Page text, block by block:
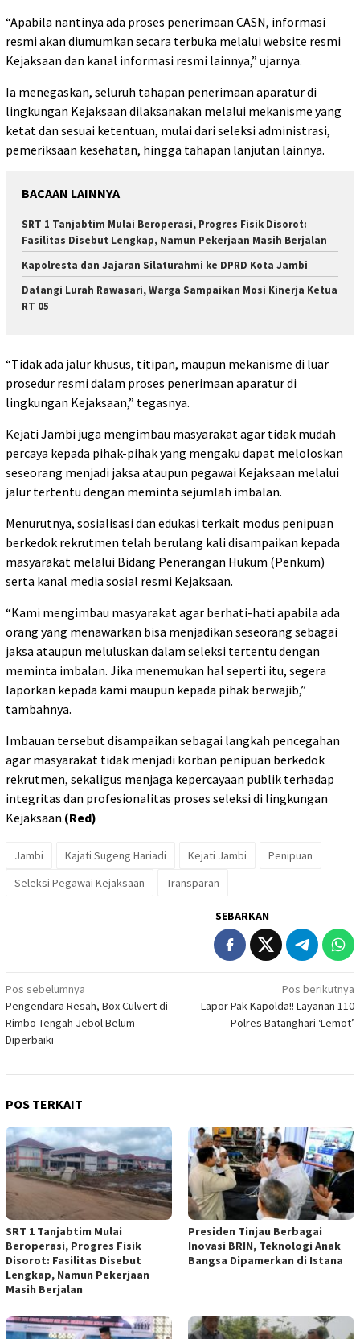
“Apabila nantinya ada proses penerimaan CASN, informasi
resmi akan diumumkan secara terbuka melalui website resmi
Kejaksaan dan kanal informasi resmi lainnya,” ujarnya.
Ia menegaskan, seluruh tahapan penerimaan aparatur di
lingkungan Kejaksaan dilaksanakan melalui mekanisme yang
ketat dan sesuai ketentuan, mulai dari seleksi administrasi,
pemeriksaan kesehatan, hingga tahapan lanjutan lainnya.
BACAAN LAINNYA
SRT 1 Tanjabtim Mulai Beroperasi, Progres Fisik Disorot:
Fasilitas Disebut Lengkap, Namun Pekerjaan Masih Berjalan
Kapolresta dan Jajaran Silaturahmi ke DPRD Kota Jambi
Datangi Lurah Rawasari, Warga Sampaikan Mosi Kinerja Ketua
RT 05
“Tidak ada jalur khusus, titipan, maupun mekanisme di luar
prosedur resmi dalam proses penerimaan aparatur di
lingkungan Kejaksaan,” tegasnya.
Kejati Jambi juga mengimbau masyarakat agar tidak mudah
percaya kepada pihak-pihak yang mengaku dapat meloloskan
seseorang menjadi jaksa ataupun pegawai Kejaksaan melalui
jalur tertentu dengan meminta sejumlah imbalan.
Menurutnya, sosialisasi dan edukasi terkait modus penipuan
berkedok rekrutmen telah berulang kali disampaikan kepada
masyarakat melalui Bidang Penerangan Hukum (Penkum)
serta kanal media sosial resmi Kejaksaan.
“Kami mengimbau masyarakat agar berhati-hati apabila ada
orang yang menawarkan bisa menjadikan seseorang sebagai
jaksa ataupun meluluskan dalam seleksi tertentu dengan
meminta imbalan. Jika menemukan hal seperti itu, segera
laporkan kepada kami maupun kepada pihak berwajib,”
tambahnya.
Imbauan tersebut disampaikan sebagai langkah pencegahan
agar masyarakat tidak menjadi korban penipuan berkedok
rekrutmen, sekaligus menjaga kepercayaan publik terhadap
integritas dan profesionalitas proses seleksi di lingkungan
Kejaksaan.(Red)
Jambi Kajati Sugeng Hariadi Kejati Jambi
Penipuan
Seleksi Pegawai Kejaksaan
Transparan
SEBARKAN
Navigasi
pos
Pos sebelumnya
Pengendara Resah, Box Culvert di
Rimbo Tengah Jebol Belum
Diperbaiki
Pos berikutnya
Lapor Pak Kapolda!! Layanan 110
Polres Batanghari ‘Lemot’
POS TERKAIT
SRT 1 Tanjabtim Mulai
Beroperasi, Progres Fisik
Disorot: Fasilitas Disebut
Lengkap, Namun Pekerjaan
Masih Berjalan
Presiden Tinjau Berbagai
Inovasi BRIN, Teknologi Anak
Bangsa Dipamerkan di Istana